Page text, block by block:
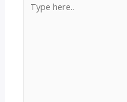
here..